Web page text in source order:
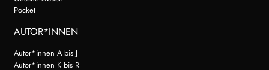
Pocket
AUTOR*INNEN
Autor*innen A bis J
Autor*innen K bis R